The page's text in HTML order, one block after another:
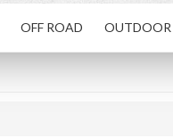
OFF ROAD OUTDOOR